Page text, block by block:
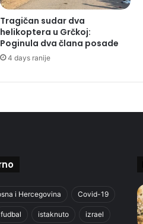
Tragičan sudar dva
helikoptera u Grčkoj:
Poginula dva člana posade
4 days ranije
i Hercegovina Covid-19
fudbal istaknuto izrael